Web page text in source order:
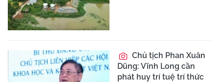
Chủ tịch Phan Xuân
Dũng: Vĩnh Long cần
phát huy trí tuệ trí thức